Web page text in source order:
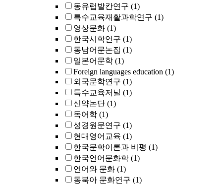
동유럽발칸연구 (1)
특수교육재활과학연구 (1)
영상문화 (1)
한국시학연구 (1)
동남어문논집 (1)
일본어문학 (1)
Foreign languages education (1)
외국문학연구 (1)
특수교육저널 (1)
신약논단 (1)
독어학 (1)
성경원문연구 (1)
현대영어교육 (1)
한국문학이론과 비평 (1)
한국언어문화학 (1)
언어와 문화 (1)
동북아 문화연구 (1)